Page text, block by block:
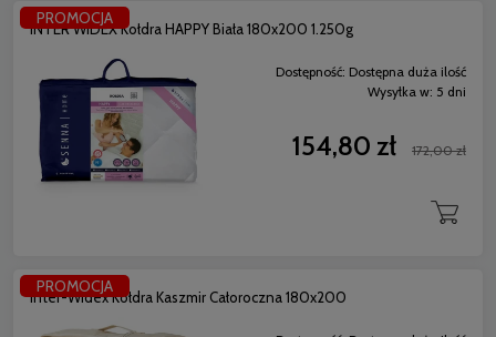
INTER WIDEX Kołdra HAPPY Biała 180x200 1.250g
Dostępność: Dostępna duża ilość
Wysyłka w: 5 dni
154,80 zł 172,00 zł
PROMOCJA
Inter-Widex Kołdra Kaszmir Całoroczna 180x200
PROMOCJA